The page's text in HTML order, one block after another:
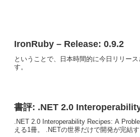
IronRuby – Release: 0.9.2
ということで、日本時間的に今日リリー
す。
書評: .NET 2.0
.NET 2.0 Interoperability Recipes: A
える1冊。 .NETの世界だけで開発が完結